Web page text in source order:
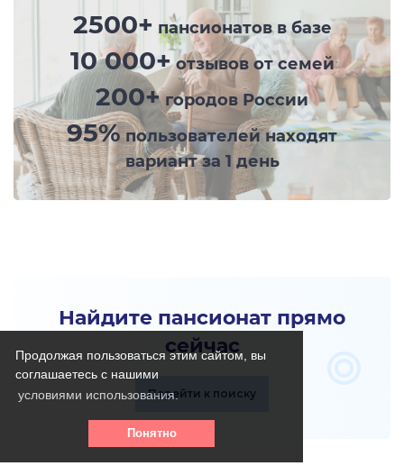
Продолжая пользоваться этим сайтом, вы
соглашаетесь с нашими
условиями использования.
Понятно
2500+ пансионатов в базе
10 000+отзывов от семей
200+городов России
95%пользователей находят
вариант за 1 день
Найдите пансионат прямо
сейчас
Перейти к поиску